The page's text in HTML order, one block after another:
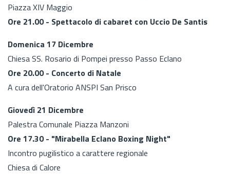
Piazza XIV Maggio
Ore 21.00 - Spettacolo di cabaret con Uccio De Santis
Domenica 17 Dicembre
Chiesa SS. Rosario di Pompei presso Passo Eclano
Ore 20.00 - Concerto di Natale
A cura dell'Oratorio ANSPI San Prisco
Giovedì 21 Dicembre
Palestra Comunale Piazza Manzoni
Ore 17.30 - "Mirabella Eclano Boxing Night"
Incontro pugilistico a carattere regionale
Chiesa di Calore